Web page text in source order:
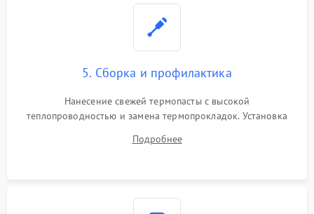
5. Сборка и профилактика
Нанесение свежей термопасты с высокой
теплопроводностью и замена термопрокладок. Установка
шлейфов, модулей памяти и накопителей. Предварительная
Подробнее